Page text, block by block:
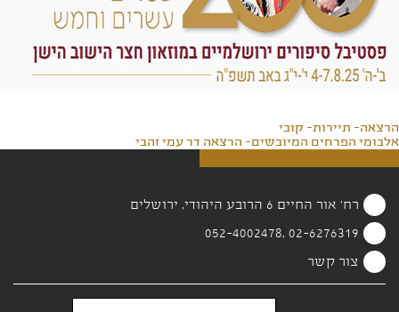
הרצאה- תיירות- קובי
אלבומי הפרחים המיובשים- הרצאה דר עמי זהבי
רח' אור החיים 6 הרובע היהודי, ירושלים
02-6276319 ,052-4002478
צור קשר